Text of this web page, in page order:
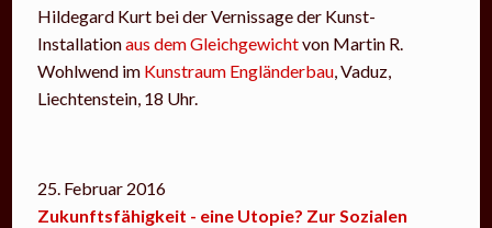
Hildegard Kurt bei der Vernissage der Kunst-
Installationaus dem Gleichgewichtvon Martin R.
Wohlwend im Kunstraum Engländerbau , Vaduz,
Liechtenstein, 18 Uhr.
25. Februar 2016
Zukunftsfähigkeit - eine Utopie? Zur Sozialen